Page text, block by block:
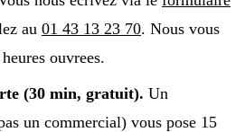
au 01 43 13 23 70. Nous vous
ouvrees.
(30 min, gratuit). Un
un commercial) vous pose 15